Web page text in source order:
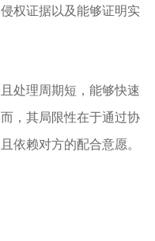
权证据以及能够证明实
处理周期短，能够快速
，其局限性在于通过协
依赖对方的配合意愿。